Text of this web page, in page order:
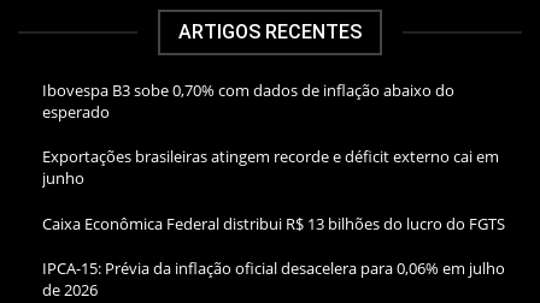
ARTIGOS RECENTES
Ibovespa B3 sobe 0,70% com dados de inflação abaixo do
esperado
Exportações brasileiras atingem recorde e déficit externo cai em
junho
Caixa Econômica Federal distribui R$ 13 bilhões do lucro do FGTS
IPCA-15: Prévia da inflação oficial desacelera para 0,06% em julho
de 2026